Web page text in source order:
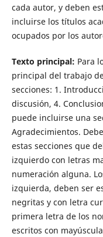
cada autor, y deben
incluirse los títulos
ocupados por los
Texto principal: Para
principal del trabajo
secciones: 1.
discusión, 4.
puede incluirse una
Agradecimientos.
estas secciones que
izquierdo con letras
numeración alguna.
izquierda, deben ser
negritas y con letra
primera letra de los
escritos con